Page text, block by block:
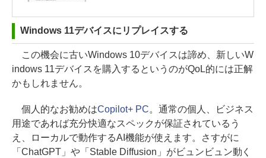
Windows 11デバイスにリプレイスする
この機会に古いWindows 10デバイスは諦め、新しいW
indows 11デバイスを購入するというのがQoL的には正解
かもしれません。
個人的なお勧めはCopilot+ PC。通常の個人、ビジネス
用途であれば充分快適なスペックが保証されているう
え、ローカルで動作するAI機能が使えます。さすがに
「ChatGPT」や「Stable Diffusion」がビュンビュン動く